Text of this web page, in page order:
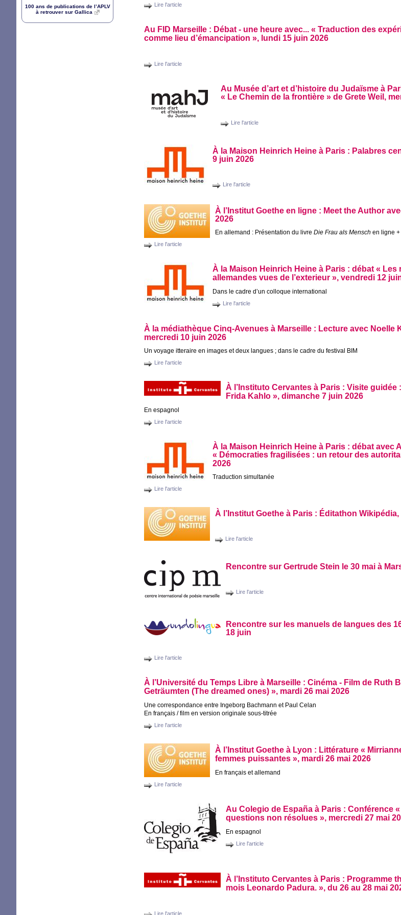
Lire l'article
Au FID Marseille : Débat - une heure avec... « Traduction des
comme lieu d’émancipation », lundi 15 juin 2026
Lire l'article
Au Musée d’art et d’histoire du Judaïsme à
« Le Chemin de la frontière » de Grete Weil,
Lire l'article
À la Maison Heinrich Heine à Paris : Palabres
9 juin 2026
Lire l'article
À l’Institut Goethe en ligne : Meet the Author
2026
En allemand : Présentation du livre Die Frau als Mensch en ligne
Lire l'article
À la Maison Heinrich Heine à Paris : débat « Les
allemandes vues de l’exterieur », vendredi 12
Dans le cadre d’un colloque international
Lire l'article
À la médiathèque Cinq-Avenues à Marseille : Lecture avec Noelle
mercredi 10 juin 2026
Un voyage itteraire en images et deux langues ; dans le cadre du festival BIM
Lire l'article
À l’Instituto Cervantes à Paris : Visite guidée
Frida Kahlo », dimanche 7 juin 2026
En espagnol
Lire l'article
À la Maison Heinrich Heine à Paris : débat avec
« Démocraties fragilisées : un retour des
2026
Traduction simultanée
Lire l'article
À l’Institut Goethe à Paris : Éditathon
Lire l'article
Rencontre sur Gertrude Stein le 30 mai à
Lire l'article
Rencontre sur les manuels de langues des
18 juin
Lire l'article
À l’Université du Temps Libre à Marseille : Cinéma - Film de Ruth
Geträumten (The dreamed ones) », mardi 26 mai 2026
Une correspondance entre Ingeborg Bachmann et Paul Celan
En français / film en version originale sous-titrée
Lire l'article
À l’Institut Goethe à Lyon : Littérature «
femmes puissantes », mardi 26 mai 2026
En français et allemand
Lire l'article
Au Colegio de España à Paris : Conférence «
questions non résolues », mercredi 27 mai
En espagnol
Lire l'article
À l’Instituto Cervantes à Paris : Programme
mois Leonardo Padura. », du 26 au 28 mai
Lire l'article
100 ans de publications de l’APLV
à retrouver sur Gallica